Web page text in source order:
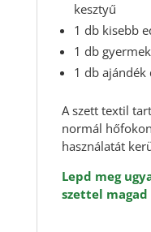
kesztyű
1 db kisebb
1 db
1 db ajándék
A szett textil
normál
használatát
Lepd meg
szettel magad